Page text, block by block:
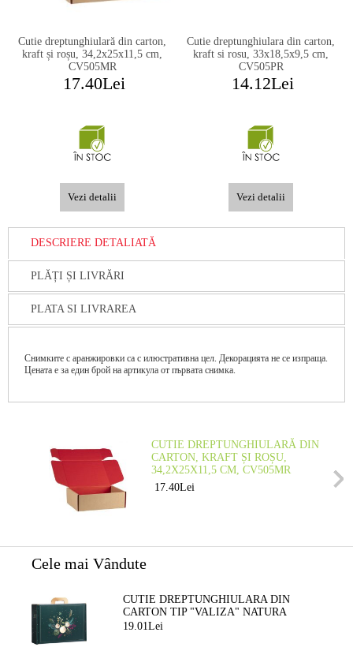
Cutie dreptunghiulară din carton,
kraft și roșu, 34,2x25x11,5 cm,
CV505MR
17.40Lei
Vezi detalii
Cutie dreptunghiulara din carton,
kraft si rosu, 33x18,5x9,5 cm,
CV505PR
14.12Lei
Vezi detalii
DESCRIERE DETALIATĂ
PLĂȚI ȘI LIVRĂRI
PLATA SI LIVRAREA
Снимките с аранжировки са с илюстративна цел. Декорацията не се изпраща.
Цената е за един брой на артикула от първата снимка.
CUTIE DREPTUNGHIULARĂ DIN
CARTON, KRAFT ȘI ROȘU,
34,2X25X11,5 CM, CV505MR
17.40Lei
Cele mai Vândute
CUTIE DREPTUNGHIULARA DIN
CARTON TIP "VALIZA" NATURA
FERMECATA VERDE/AURIE, 34,2 X
19.01Lei